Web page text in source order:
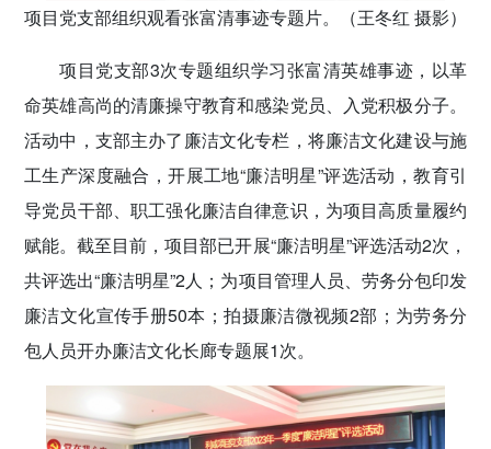
项目党支部组织观看张富清事迹专题片。（王冬红 摄影）
项目党支部3次专题组织学习张富清英雄事迹，以革
命英雄高尚的清廉操守教育和感染党员、入党积极分子。
活动中，支部主办了廉洁文化专栏，将廉洁文化建设与施
工生产深度融合，开展工地“廉洁明星”评选活动，教育引
导党员干部、职工强化廉洁自律意识，为项目高质量履约
赋能。截至目前，项目部已开展“廉洁明星”评选活动2次，
共评选出“廉洁明星”2人；为项目管理人员、劳务分包印发
廉洁文化宣传手册50本；拍摄廉洁微视频2部；为劳务分
包人员开办廉洁文化长廊专题展1次。